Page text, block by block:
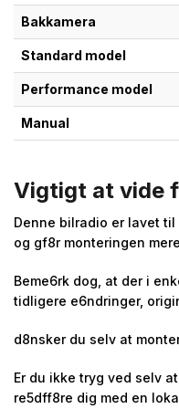
Bakkamera
Standard model
Performance model
Manual
Vigtigt at vide
Denne bilradio er lavet
og gf8r monteringen
Beme6rk dog, at der i
tidligere e6ndringer,
d8nsker du selv at
Er du ikke tryg ved selv
re5dff8re dig med en